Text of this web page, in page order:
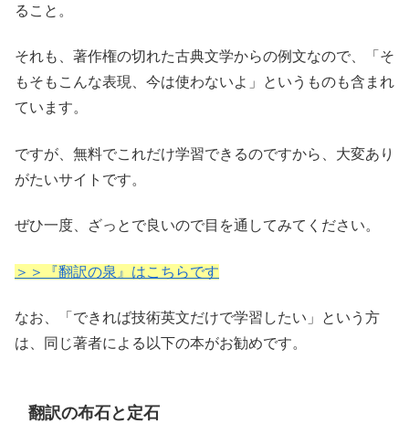
ること。
それも、著作権の切れた古典文学からの例文なので、「そ
もそもこんな表現、今は使わないよ」というものも含まれ
ています。
ですが、無料でこれだけ学習できるのですから、大変あり
がたいサイトです。
ぜひ一度、ざっとで良いので目を通してみてください。
＞＞『翻訳の泉』はこちらです
なお、「できれば技術英文だけで学習したい」という方
は、同じ著者による以下の本がお勧めです。
翻訳の布石と定石